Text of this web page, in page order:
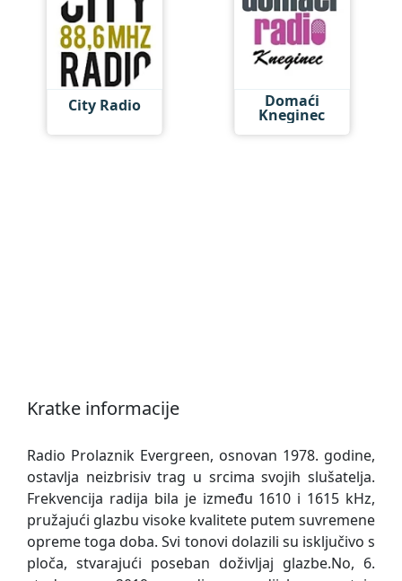
City Radio Domaći
Kneginec
Kratke informacije
Radio Prolaznik Evergreen, osnovan 1978. godine,
ostavlja neizbrisiv trag u srcima svojih slušatelja.
Frekvencija radija bila je između 1610 i 1615 kHz,
pružajući glazbu visoke kvalitete putem suvremene
opreme toga doba. Svi tonovi dolazili su isključivo s
ploča, stvarajući poseban doživljaj glazbe.No, 6.